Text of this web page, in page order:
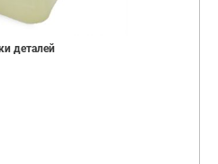
деталей